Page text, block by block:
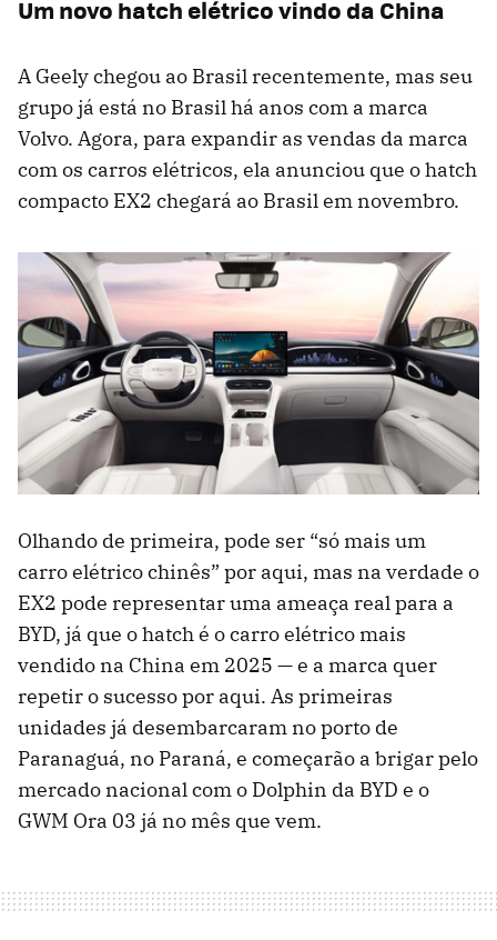
Um novo hatch elétrico vindo da China
A Geely chegou ao Brasil recentemente, mas seu
grupo já está no Brasil há anos com a marca
Volvo. Agora, para expandir as vendas da marca
com os carros elétricos, ela anunciou que o hatch
compacto EX2 chegará ao Brasil em novembro.
Olhando de primeira, pode ser “só mais um
carro elétrico chinês” por aqui, mas na verdade o
EX2 pode representar uma ameaça real para a
BYD, já que o hatch é o carro elétrico mais
vendido na China em 2025 — e a marca quer
repetir o sucesso por aqui. As primeiras
unidades já desembarcaram no porto de
Paranaguá, no Paraná, e começarão a brigar pelo
mercado nacional com o Dolphin da BYD e o
GWM Ora 03 já no mês que vem.